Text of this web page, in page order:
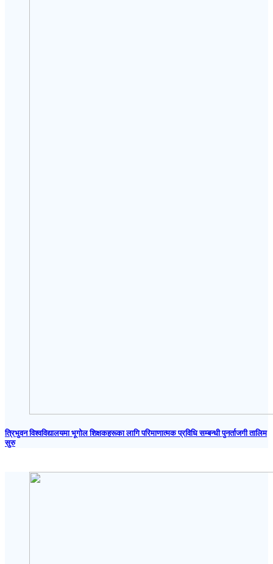
त्रिभुवन विश्वविद्यालयमा भूगोल शिक्षकहरूका लागि परिमाणात्मक प्रविधि सम्बन्धी पुनर्ताजगी तालिम
सुरु